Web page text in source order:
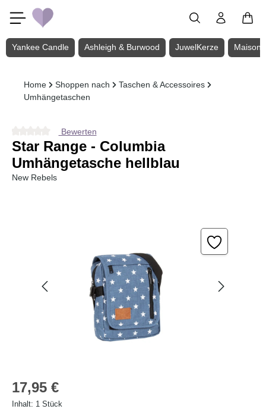
Zum Hauptinhalt springen
Yankee Candle Ashleigh & Burwood JuwelKerze Maison
Home Shoppen nach
Taschen & Accessoires
Umhängetaschen
Durchschnittliche Bewertung von 0 von 5 Sternen
Bewerten
Star Range - Columbia
Umhängetasche hellblau
New Rebels
Regulärer Preis:
17,95 €
Inhalt: 1 Stück